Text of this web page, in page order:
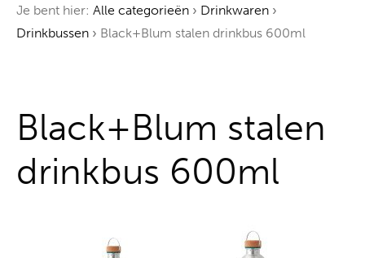
Één boom voor elke bestelling
Je bent hier: Alle categorieën › Drinkwaren ›
Drinkbussen › Black+Blum stalen drinkbus 600ml
Black+Blum stalen
drinkbus 600ml